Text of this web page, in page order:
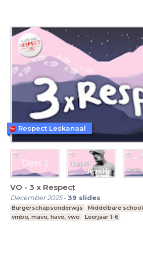
VO - 3 x Respect
December 2025-39 slides
Burgerschapsonderwijs
Middelbare school
vmbo, mavo, havo, vwo
Leerjaar 1-6
Respect Leskanaal